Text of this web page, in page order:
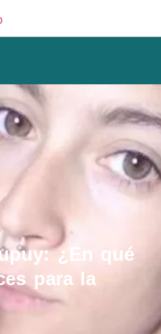
¿En qué
para la